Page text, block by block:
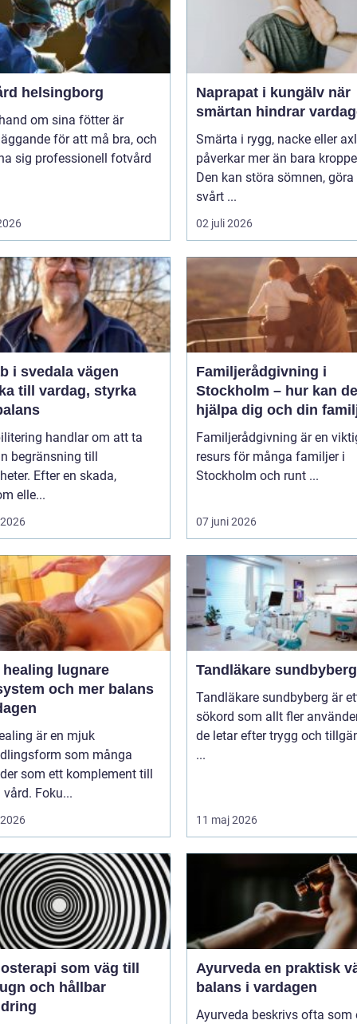
helsingborg
om sina fötter är
för att må bra, och
sig professionell fotvård
Naprapat i kungälv när
smärtan hindrar
Smärta i rygg, nacke eller
påverkar mer än bara
Den kan störa sömnen, göra
svårt ...
02 juli 2026
svedala vägen
till vardag, styrka
handlar om att ta
begränsning till
Efter en skada,
elle...
Familjerådgivning i
Stockholm – hur kan
hjälpa dig och din
Familjerådgivning är en
resurs för många familjer i
Stockholm och runt ...
07 juni 2026
lugnare
och mer balans
är en mjuk
som många
som ett komplement till
Foku...
Tandläkare sundbyberg
Tandläkare sundbyberg är
sökord som allt fler
de letar efter trygg och
...
11 maj 2026
som väg till
och hållbar
Ayurveda en praktisk väg till
balans i vardagen
Ayurveda beskrivs ofta som